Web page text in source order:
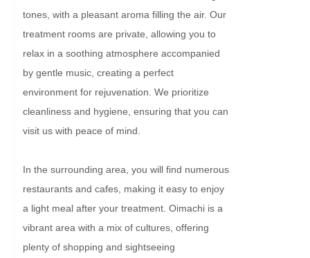
tones, with a pleasant aroma filling the air. Our
treatment rooms are private, allowing you to
relax in a soothing atmosphere accompanied
by gentle music, creating a perfect
environment for rejuvenation. We prioritize
cleanliness and hygiene, ensuring that you can
visit us with peace of mind.
In the surrounding area, you will find numerous
restaurants and cafes, making it easy to enjoy
a light meal after your treatment. Oimachi is a
vibrant area with a mix of cultures, offering
plenty of shopping and sightseeing